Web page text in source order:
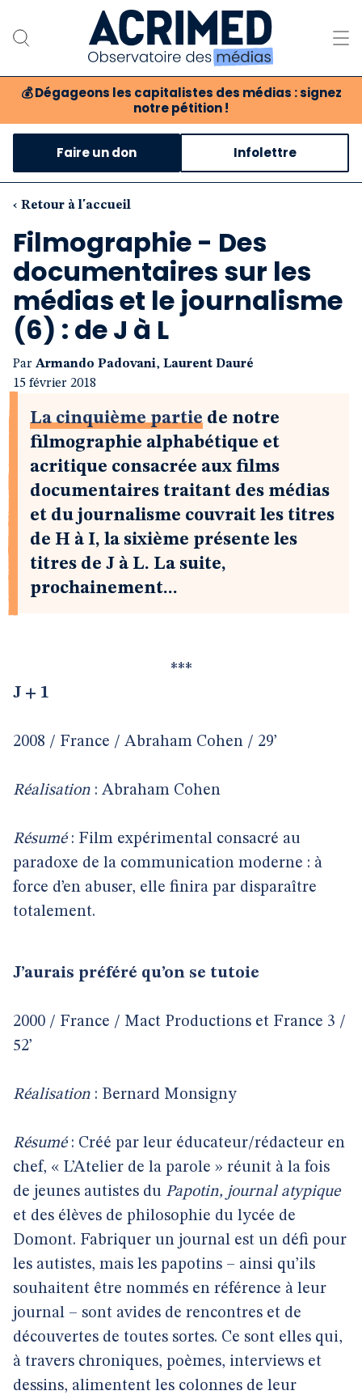
💰 Dégageons les capitalistes des médias : signez
notre pétition !
Notre association
Notre critique des médias
Nos propositions
Notre revue
Boutique
Faire un don Infolettre
‹ Retour à l'accueil
Filmographie - Des
documentaires sur les
médias et le journalisme
(6) : de J à L
Par Armando Padovani, Laurent Dauré
15 février 2018
La cinquième partie de notre
filmographie alphabétique et
acritique consacrée aux films
documentaires traitant des médias
et du journalisme couvrait les titres
de H à I, la sixième présente les
titres de J à L. La suite,
prochainement...
***
J + 1
2008 / France / Abraham Cohen / 29’
Réalisation : Abraham Cohen
Résumé: Film expérimental consacré au
paradoxe de la communication moderne : à
force d’en abuser, elle finira par disparaître
totalement.
J’aurais préféré qu’on se tutoie
2000 / France / Mact Productions et France 3 /
52’
Réalisation : Bernard Monsigny
Résumé: Créé par leur éducateur/rédacteur en
chef, « L’Atelier de la parole » réunit à la fois
de jeunes autistes du Papotin, journal atypique
et des élèves de philosophie du lycée de
Domont. Fabriquer un journal est un défi pour
les autistes, mais les papotins – ainsi qu’ils
souhaitent être nommés en référence à leur
journal – sont avides de rencontres et de
découvertes de toutes sortes. Ce sont elles qui,
à travers chroniques, poèmes, interviews et
dessins, alimentent les colonnes de leur